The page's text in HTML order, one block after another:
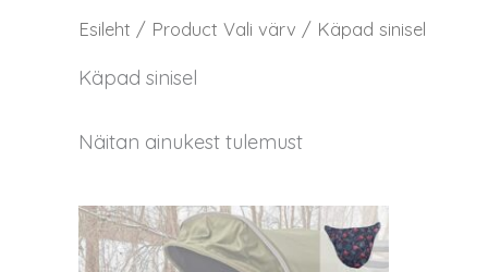
Esileht / Product Vali värv / Käpad sinisel
Käpad sinisel
Näitan ainukest tulemust